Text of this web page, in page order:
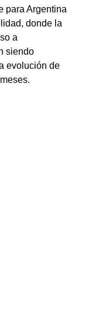
para Argentina
donde la
a
siendo
evolución de